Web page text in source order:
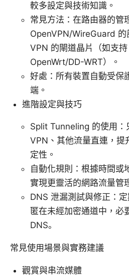
較多設定與技術知識。
常見方法：在路由器的管
OpenVPN/WireGuard 的
VPN 的閘道晶片（如支
OpenWrt/DD-WRT）。
好處：所有裝置自動受保
端。
進階設定與技巧
Split Tunneling 的使用：
VPN、其他流量直連，提
定性。
自動化規則：根據時間或
實現更靈活的網路流量管
DNS 泄漏測試與修正：
匿在未經加密通道中，必
DNS。
常見使用場景與實務建議
觀賞與串流媒體